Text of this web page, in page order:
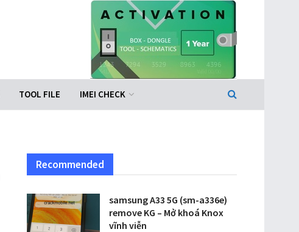
TOOL FILE IMEI CHECK
Recommended
samsung A33 5G (sm-a336e)
remove KG – Mở khoá Knox
vĩnh viễn